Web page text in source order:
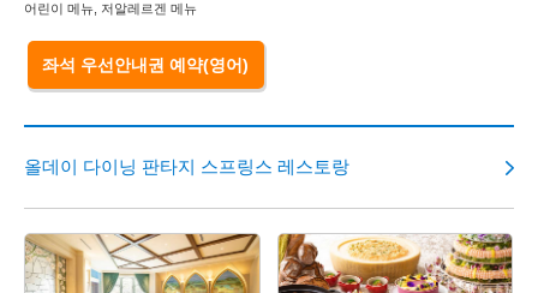
어린이 메뉴, 저알레르겐 메뉴
좌석 우선안내권 예약(영어)
올데이 다이닝 판타지 스프링스 레스토랑